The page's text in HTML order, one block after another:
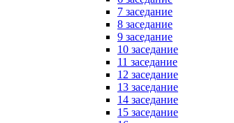
7 заседание
8 заседание
9 заседание
10 заседание
11 заседание
12 заседание
13 заседание
14 заседание
15 заседание